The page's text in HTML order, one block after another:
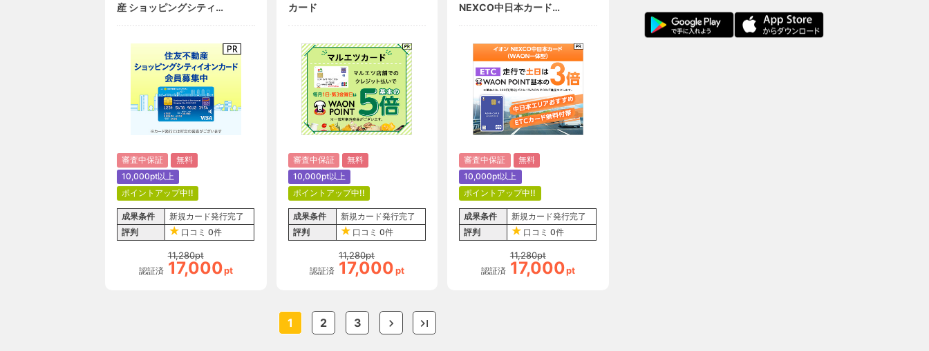
産 ショッピングシティイ
審査中保証
無料
10,000pt以上
ポイントアップ中!!
成果条件
新規カード発行完了
評判
口コミ 0件
認証済
11,280pt
17,000pt
カード
審査中保証
無料
10,000pt以上
ポイントアップ中!!
成果条件
新規カード発行完了
評判
口コミ 0件
認証済
11,280pt
17,000pt
NEXCO中日本カード
審査中保証
無料
10,000pt以上
ポイントアップ中!!
成果条件
新規カード発行完了
評判
口コミ 0件
認証済
11,280pt
17,000pt
1 2 3